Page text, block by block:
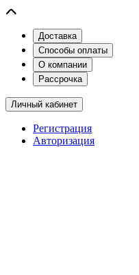
Доставка
Способы оплаты
О компании
Рассрочка
Личный кабинет
Регистрация
Авторизация